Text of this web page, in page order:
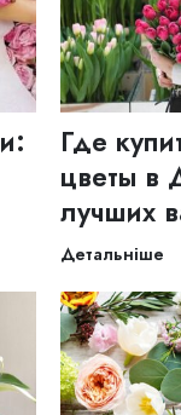
Где
цветы в
лучших
Детальніше